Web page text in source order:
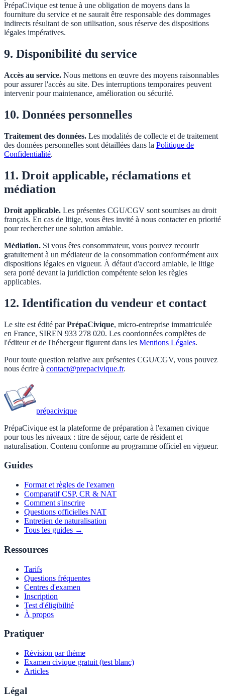
PrépaCivique est tenue à une obligation de moyens dans la
fourniture du service et ne saurait être responsable des dommages
indirects résultant de son utilisation, sous réserve des dispositions
légales impératives.
9. Disponibilité du service
Accès au service. Nous mettons en œuvre des moyens raisonnables
pour assurer l'accès au site. Des interruptions temporaires peuvent
intervenir pour maintenance, amélioration ou sécurité.
10. Données personnelles
Traitement des données. Les modalités de collecte et de traitement
des données personnelles sont détaillées dans la Politique de
Confidentialité.
11. Droit applicable, réclamations et
médiation
Droit applicable. Les présentes CGU/CGV sont soumises au droit
français. En cas de litige, vous êtes invité à nous contacter en priorité
pour rechercher une solution amiable.
Médiation. Si vous êtes consommateur, vous pouvez recourir
gratuitement à un médiateur de la consommation conformément aux
dispositions légales en vigueur. À défaut d'accord amiable, le litige
sera porté devant la juridiction compétente selon les règles
applicables.
12. Identification du vendeur et contact
Le site est édité parPrépaCivique, micro-entreprise immatriculée
en France, SIREN 933 278 020. Les coordonnées complètes de
l'éditeur et de l'hébergeur figurent dans les Mentions Légales.
Pour toute question relative aux présentes CGU/CGV, vous pouvez
nous écrire à contact@prepacivique.fr.
prépacivique
PrépaCivique est la plateforme de préparation à l'examen civique
pour tous les niveaux : titre de séjour, carte de résident et
naturalisation. Contenu conforme au programme officiel en vigueur.
Guides
Format et règles de l'examen
Comparatif CSP, CR & NAT
Comment s'inscrire
Questions officielles NAT
Entretien de naturalisation
Tous les guides →
Ressources
Tarifs
Questions fréquentes
Centres d'examen
Inscription
Test d'éligibilité
À propos
Pratiquer
Révision par thème
Examen civique gratuit (test blanc)
Articles
Légal